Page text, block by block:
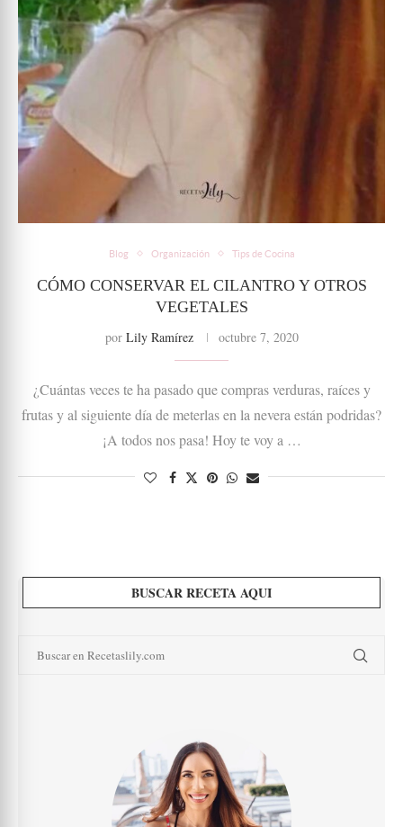
Blog Organización Tips de Cocina
CÓMO CONSERVAR EL CILANTRO Y OTROS
VEGETALES
por Lily Ramírez octubre 7, 2020
¿Cuántas veces te ha pasado que compras verduras, raíces y
frutas y al siguiente día de meterlas en la nevera están podridas?
¡A todos nos pasa! Hoy te voy a …
BUSCAR RECETA AQUI